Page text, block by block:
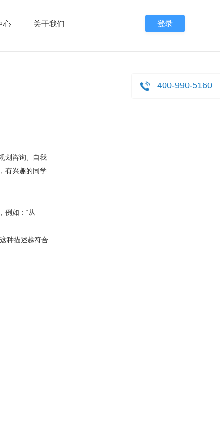
400-990-5160
登录
心 关于我们
划咨询、自我
有兴趣的同学
例如：“从
种描述越符合